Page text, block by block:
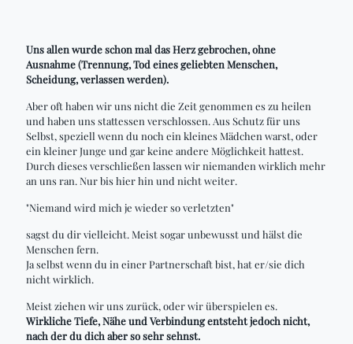
Uns allen wurde schon mal das Herz gebrochen, ohne
Ausnahme (Trennung, Tod eines geliebten Menschen,
Scheidung, verlassen werden).
Aber oft haben wir uns nicht die Zeit genommen es zu heilen
und haben uns stattessen verschlossen. Aus Schutz für uns
Selbst, speziell wenn du noch ein kleines Mädchen warst, oder
ein kleiner Junge und gar keine andere Möglichkeit hattest.
Durch dieses verschließen lassen wir niemanden wirklich mehr
an uns ran. Nur bis hier hin und nicht weiter.
"Niemand wird mich je wieder so verletzten"
sagst du dir vielleicht. Meist sogar unbewusst und hälst die
Menschen fern.
Ja selbst wenn du in einer Partnerschaft bist, hat er/sie dich
nicht wirklich.
Meist ziehen wir uns zurück, oder wir überspielen es.
Wirkliche Tiefe, Nähe und Verbindung entsteht jedoch nicht,
nach der du dich aber so sehr sehnst.